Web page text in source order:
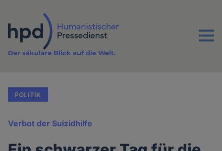
Inhalt
Menu
Der säkulare Blick auf die Welt.
POLITIK
Verbot der Suizidhilfe